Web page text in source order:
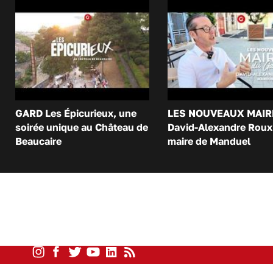
GARD Les Épicurieux, une
soirée unique au Château de
Beaucaire
LES NOUVEAUX
David-Alexandre
maire de Manduel